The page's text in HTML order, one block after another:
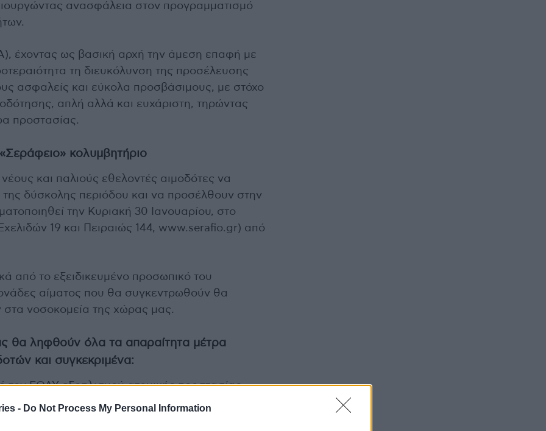
- Do Not Process My Personal Information
ανασφάλεια στον προγραμματισμό
έχοντας ως βασική αρχή την άμεση επαφή με
τη διευκόλυνση της προσέλευσης
ασφαλείς και εύκολα προσβάσιμους, με στόχο
απλή αλλά και ευχάριστη, τηρώντας
προστασίας.
κολυμβητήριο
και παλιούς εθελοντές αιμοδότες να
δύσκολης περιόδου και να προσέλθουν στην
την Κυριακή 30 Ιανουαρίου, στο
19 και Πειραιώς 144, www.serafio.gr) από
από το εξειδικευμένο προσωπικό του
αίματος που θα συγκεντρωθούν θα
νοσοκομεία της χώρας μας.
θα ληφθούν όλα τα απαραίτητα μέτρα
και συγκεκριμένα:
ΕΟΔΥ εξοπλισμού ατομικής προστασίας
προσωπικό και τους εθελοντές αιμοδότες που θα